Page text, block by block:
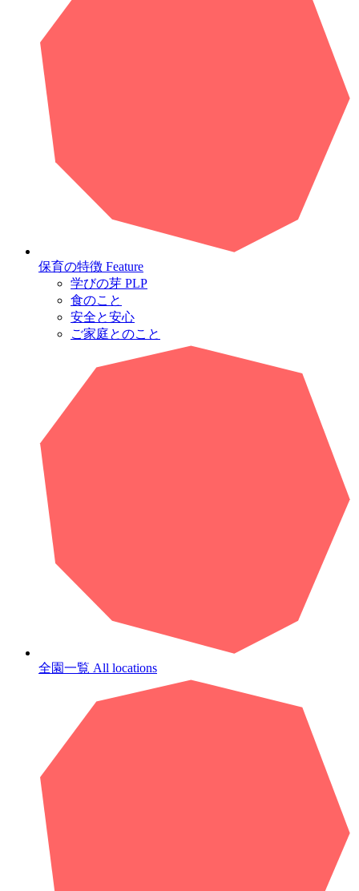
保育の特徴 Feature
学びの芽 PLP
食のこと
安全と安心
ご家庭とのこと
全園一覧 All locations